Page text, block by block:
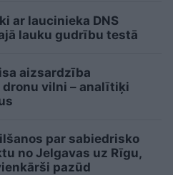
ar laucinieka DNS
lauku gudrību testā
aizsardzība
vilni – analītiķi
par sabiedrisko
no Jelgavas uz Rīgu,
pazūd